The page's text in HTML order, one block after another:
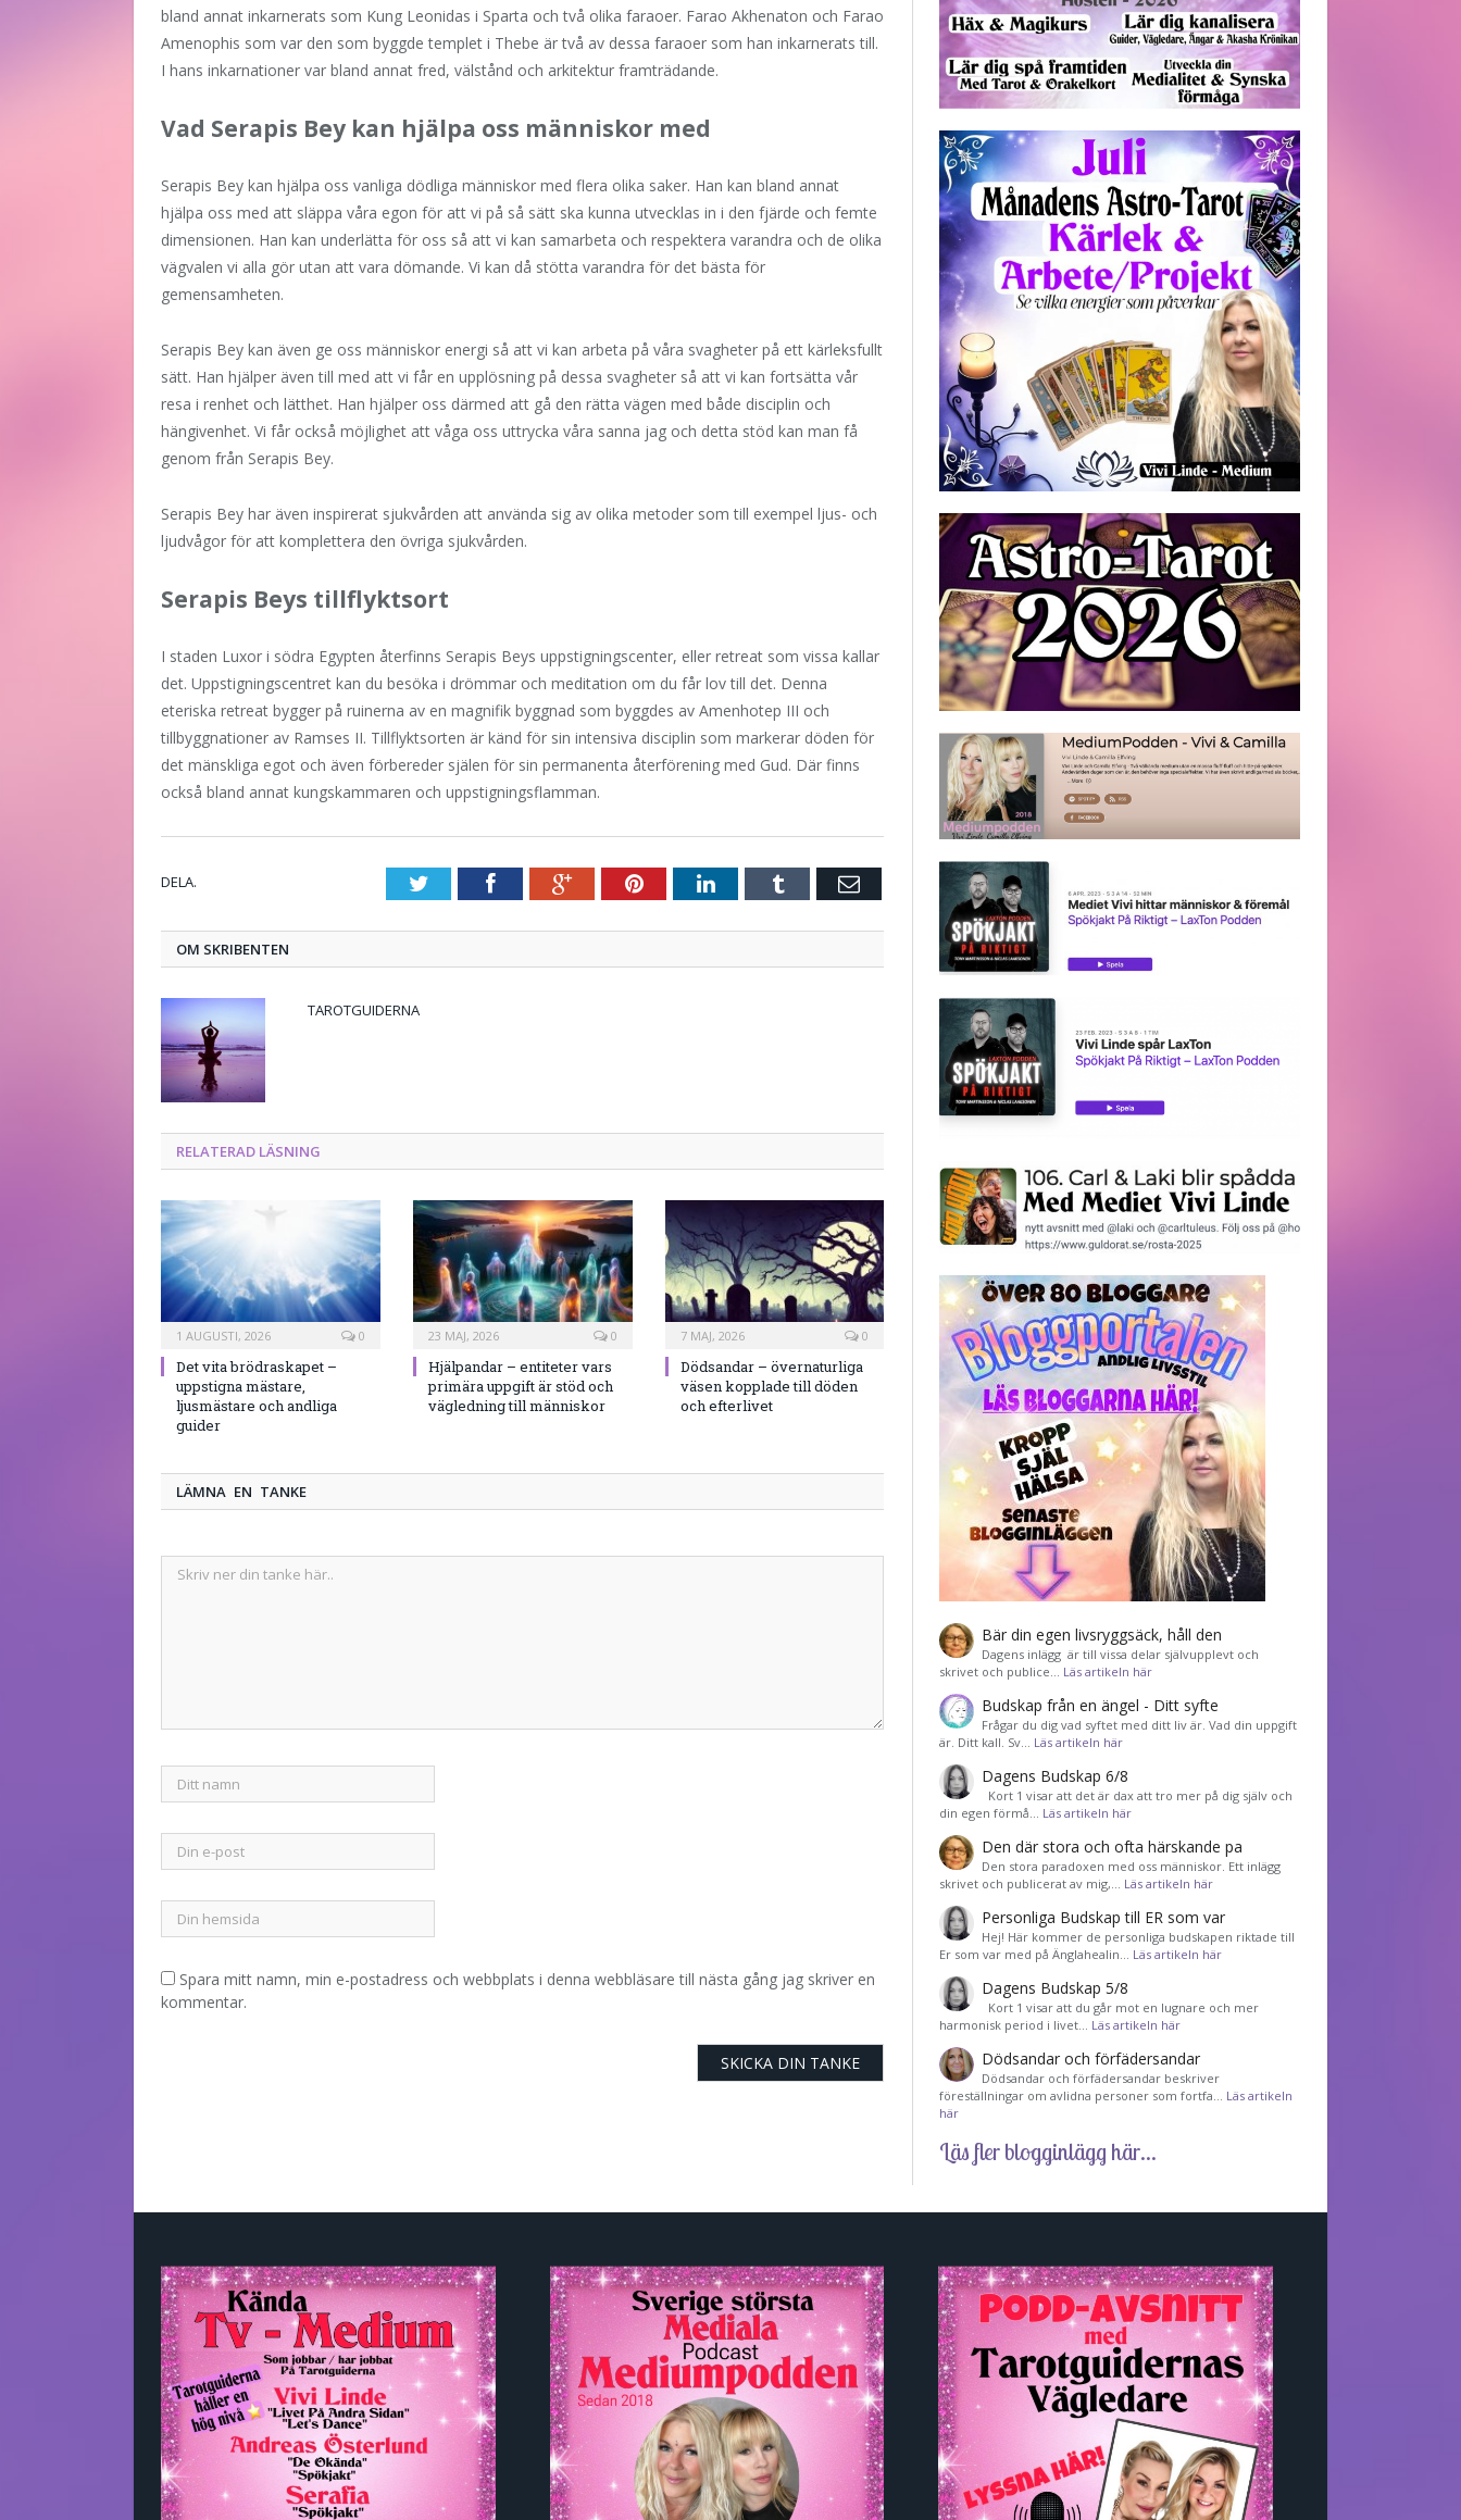
bland annat inkarnerats som Kung Leonidas i Sparta och två olika faraoer. Farao Akhenaton och Farao
Amenophis som var den som byggde templet i Thebe är två av dessa faraoer som han inkarnerats till.
I hans inkarnationer var bland annat fred, välstånd och arkitektur framträdande.
Vad Serapis Bey kan hjälpa oss människor med
Serapis Bey kan hjälpa oss vanliga dödliga människor med flera olika saker. Han kan bland annat
hjälpa oss med att släppa våra egon för att vi på så sätt ska kunna utvecklas in i den fjärde och femte
dimensionen. Han kan underlätta för oss så att vi kan samarbeta och respektera varandra och de olika
vägvalen vi alla gör utan att vara dömande. Vi kan då stötta varandra för det bästa för
gemensamheten.
Serapis Bey kan även ge oss människor energi så att vi kan arbeta på våra svagheter på ett kärleksfullt
sätt. Han hjälper även till med att vi får en upplösning på dessa svagheter så att vi kan fortsätta vår
resa i renhet och lätthet. Han hjälper oss därmed att gå den rätta vägen med både disciplin och
hängivenhet. Vi får också möjlighet att våga oss uttrycka våra sanna jag och detta stöd kan man få
genom från Serapis Bey.
Serapis Bey har även inspirerat sjukvården att använda sig av olika metoder som till exempel ljus- och
ljudvågor för att komplettera den övriga sjukvården.
Serapis Beys tillflyktsort
I staden Luxor i södra Egypten återfinns Serapis Beys uppstigningscenter, eller retreat som vissa kallar
det. Uppstigningscentret kan du besöka i drömmar och meditation om du får lov till det. Denna
eteriska retreat bygger på ruinerna av en magnifik byggnad som byggdes av Amenhotep III och
tillbyggnationer av Ramses II. Tillflyktsorten är känd för sin intensiva disciplin som markerar döden för
det mänskliga egot och även förbereder själen för sin permanenta återförening med Gud. Där finns
också bland annat kungskammaren och uppstigningsflamman.
DELA. TwitterFacebookGoogle+PinterestLinkedInTumblr E-
OM SKRIBENTEN
TAROTGUIDERNA
RELATERAD LÄSNING
1 AUGUSTI, 2026 0
Det vita brödraskapet –
uppstigna mästare,
ljusmästare och andliga
guider
23 MAJ, 2026 0
Hjälpandar – entiteter vars
primära uppgift är stöd och
vägledning till människor
7 MAJ, 2026 0
Dödsandar – övernaturliga
väsen kopplade till döden
och efterlivet
LÄMNA EN TANKE
Spara mitt namn, min e-postadress och webbplats i denna webbläsare till nästa gång jag skriver en
kommentar.
Bär din egen livsryggsäck, håll den
Dagens inlägg är till vissa delar självupplevt och
skrivet och publice… Läs artikeln här
Budskap från en ängel - Ditt syfte
Frågar du dig vad syftet med ditt liv är. Vad din uppgift
är. Ditt kall. Sv… Läs artikeln här
Dagens Budskap 6/8
Kort 1 visar att det är dax att tro mer på dig själv och
din egen förmå… Läs artikeln här
Den där stora och ofta härskande pa
Den stora paradoxen med oss människor. Ett inlägg
skrivet och publicerat av mig,… Läs artikeln här
Personliga Budskap till ER som var
Hej! Här kommer de personliga budskapen riktade till
Er som var med på Änglahealin… Läs artikeln här
Dagens Budskap 5/8
Kort 1 visar att du går mot en lugnare och mer
harmonisk period i livet… Läs artikeln här
Dödsandar och förfädersandar
Dödsandar och förfädersandar beskriver
föreställningar om avlidna personer som fortfa… Läs artikeln
här
Läs fler blogginlägg här...